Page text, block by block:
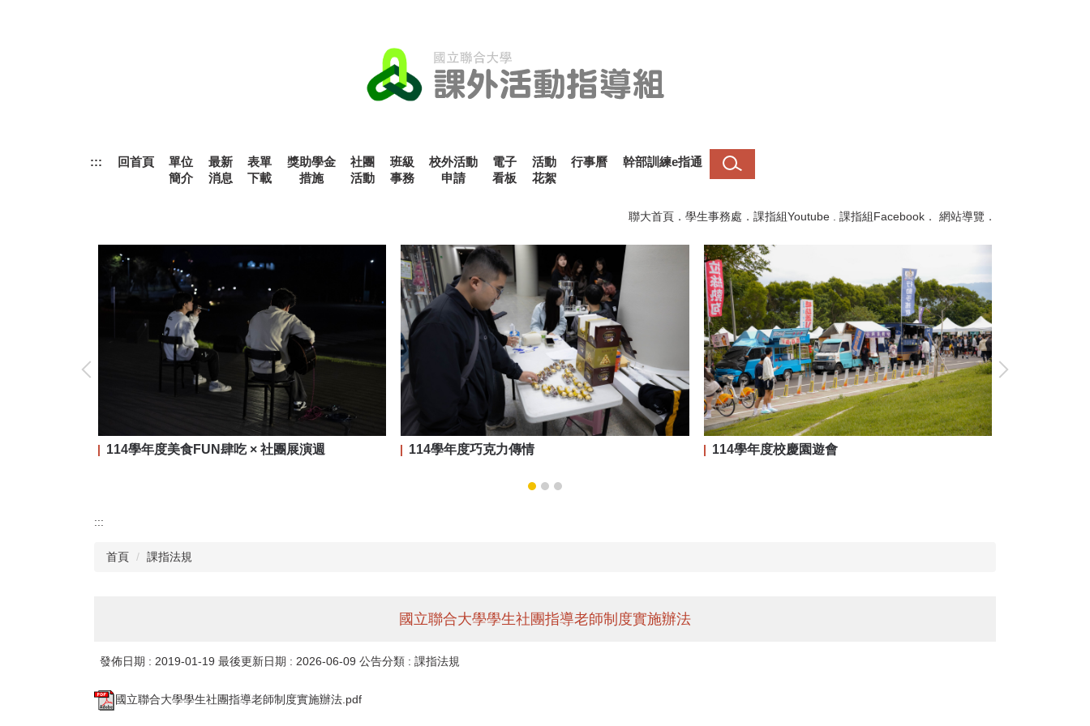
::: 回首頁
單位
簡介
最新
消息
表單
下載
獎助學金
措施
社團
活動
班級
事務
校外活動
申請
電子
看板
活動
花絮
行事曆 幹部訓練e指通
聯大首頁 ． 學生事務處 ． 課指組Youtube 課指組Facebook ． 網站導覽 ．
114學年度美食FUN肆吃 × 社團展演週 114學年度巧克力傳情 114學年度校慶園遊會
:::
首頁 課指法規
國立聯合大學學生社團指導老師制度實施辦法
發佈日期 : 2019-01-19 最後更新日期 : 2026-06-09 公告分類 : 課指法規
國立聯合大學學生社團指導老師制度實施辦法.pdf